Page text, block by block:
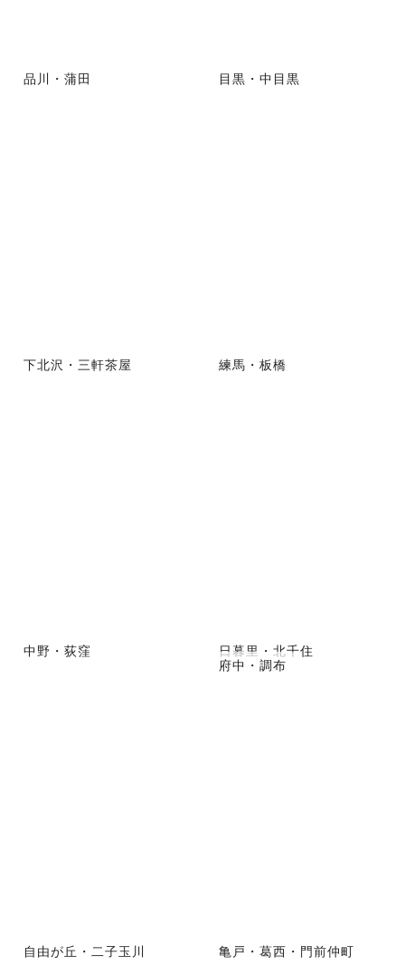
品川・蒲田 目黒・中目黒
下北沢・三軒茶屋 練馬・板橋
中野・荻窪
日暮里・北千住
府中・調布
自由が丘・二子玉川 亀戸・葛西・門前仲町